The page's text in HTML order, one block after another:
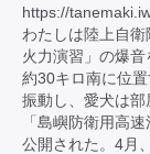
https://
わたしは陸上自
火力演習」の爆音
約30キロ南に位
振動し、愛犬は
「島嶼防衛用高
公開された。4月